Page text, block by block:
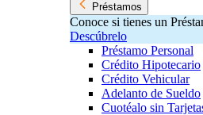
Préstamos
Conoce si tienes un
Descúbrelo
Préstamo Personal
Crédito Hipotecario
Crédito Vehicular
Adelanto de Sueldo
Cuotéalo sin